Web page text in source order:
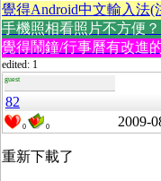
覺得Android中文輸入法
手機照相看照片不方便
覺得鬧鐘/行事曆有改進
edited: 1
guest
82
0 0 2009-
重新下載了